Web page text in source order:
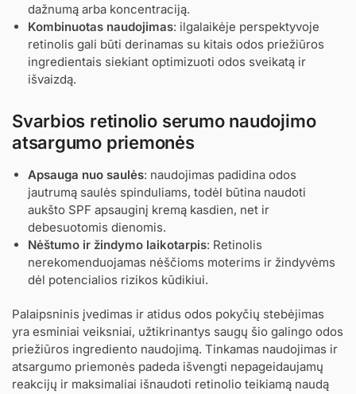
dažnumą arba koncentraciją.
Kombinuotas naudojimas: ilgalaikėje perspektyvoje
retinolis gali būti derinamas su kitais odos priežiūros
ingredientais siekiant optimizuoti odos sveikatą ir
išvaizdą.
Svarbios retinolio serumo naudojimo
atsargumo priemonės
Apsauga nuo saulės: naudojimas padidina odos
jautrumą saulės spinduliams, todėl būtina naudoti
aukšto SPF apsauginį kremą kasdien, net ir
debesuotomis dienomis.
Nėštumo ir žindymo laikotarpis: Retinolis
nerekomenduojamas nėščioms moterims ir žindyvėms
dėl potencialios rizikos kūdikiui.
Palaipsninis įvedimas ir atidus odos pokyčių stebėjimas
yra esminiai veiksniai, užtikrinantys saugų šio galingo odos
priežiūros ingrediento naudojimą. Tinkamas naudojimas ir
atsargumo priemonės padeda išvengti nepageidaujamų
reakcijų ir maksimaliai išnaudoti retinolio teikiamą naudą